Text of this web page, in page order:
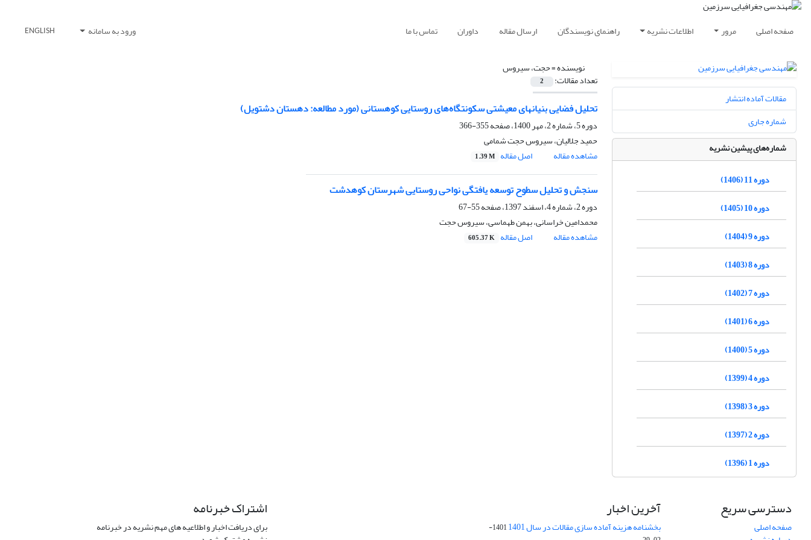
صفحه اصلی مرور اطلاعات نشریه راهنمای نویسندگان ارسال مقاله داوران تماس با ما ورود به سامانه ENGLISH
نویسنده =حجت، سیروس
تعداد مقالات: 2
تحلیل فضایی بنیان‎های معیشتی سکونتگاه‌های روستایی کوهستانی (مورد مطالعه: دهستان دشتویل)
دوره 5، شماره 2، مهر 1400، صفحه
355-366
حمید جلالیان، سیروس حجت شمامی
مشاهده مقاله
اصل مقاله 1.39 M
سنجش و تحلیل سطوح توسعه یافتگی نواحی روستایی شهرستان کوهدشت
دوره 2، شماره 4، اسفند 1397، صفحه
55-67
محمدامین خراسانی، بهمن طهماسی، سیروس حجت
مشاهده مقاله
اصل مقاله 605.37 K
مقالات آماده انتشار
شماره جاری
شماره‌های پیشین نشریه
دوره 11 (1406)
دوره 10 (1405)
دوره 9 (1404)
دوره 8 (1403)
دوره 7 (1402)
دوره 6 (1401)
دوره 5 (1400)
دوره 4 (1399)
دوره 3 (1398)
دوره 2 (1397)
دوره 1 (1396)
دسترسی سریع
صفحه اصلی
آخرین اخبار
بخشنامه هزینه آماده سازی مقالات در سال 1401
1401-
اشتراک خبرنامه
برای دریافت اخبار و اطلاعیه های مهم نشریه در خبرنامه